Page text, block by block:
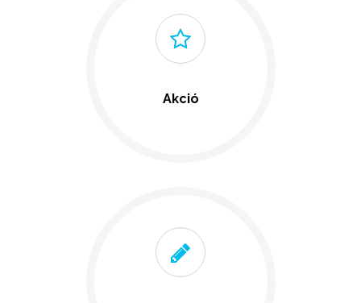
Akció